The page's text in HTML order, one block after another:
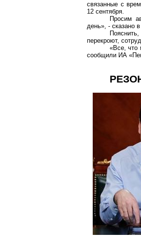
связанные с
12 сентября.
Просим
день», - сказано
перекроют,
«Все, что
сообщили ИА